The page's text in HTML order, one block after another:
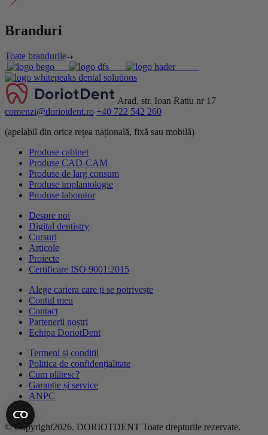
Branduri
Toate brandurile
Arad, str. Ioan Ratiu nr 17
comenzi@doriotdent.ro +40 722 542 260
(apelabil din orice rețea națională, fixă sau mobilă)
Produse cabinet
Produse CAD-CAM
Produse de larg consum
Produse implantologie
Produse laborator
Despre noi
Digital dentistry
Cursuri
Articole
Proiecte
Certificare ISO 9001:2015
Alege cariera care ți se potrivește
Contul meu
Contact
Partenerii noștri
Echipa DoriotDent
Termeni și condiții
Politica de confidențialitate
Cum plătesc?
Garanție și service
ANPC
© Copyright2026. DORIOTDENT Toate drepturile rezervate.